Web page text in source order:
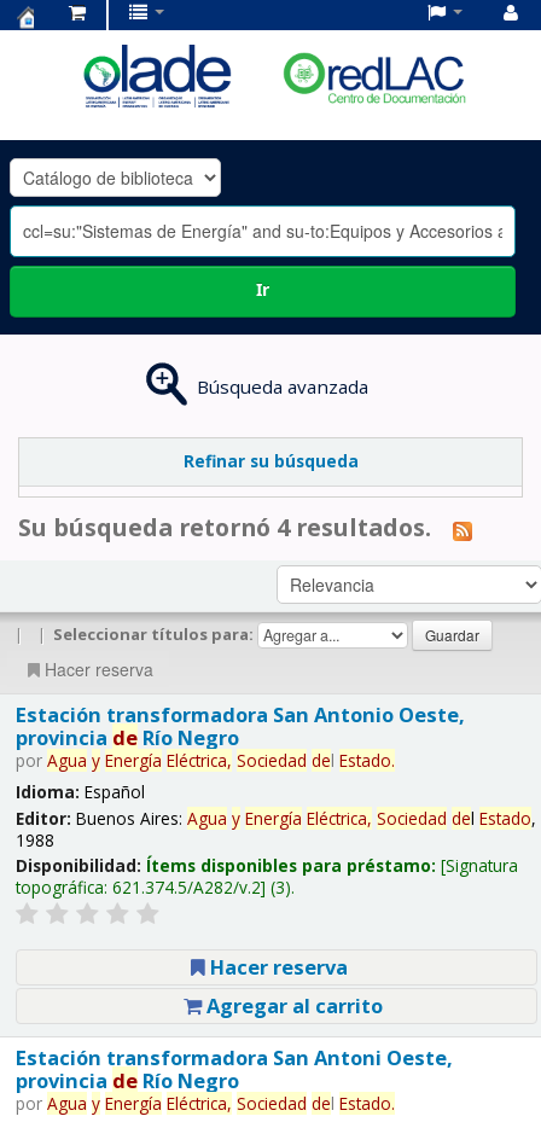
OLADE
-
Ir
Búsqueda avanzada
Refinar su búsqueda
Su búsqueda retornó 4 resultados.
| | Seleccionar títulos para:
Hacer reserva
Estación transformadora San Antonio Oeste,
provincia deRío Negro
por Agua y Energía Eléctrica, Sociedad del Estado.
Idioma: Español
Editor: Buenos Aires: Agua y Energía Eléctrica, Sociedad del Estado,
1988
Disponibilidad: Ítems disponibles para préstamo: Signatura
topográfica: 621.374.5/A282/v.2 (3).
Hacer reserva
Agregar al carrito
Estación transformadora San Antoni Oeste,
provincia deRío Negro
por Agua y Energía Eléctrica, Sociedad del Estado.